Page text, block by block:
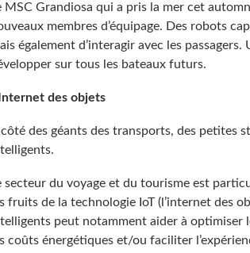
MSC Grandiosa qui a pris la mer cet
membres d’équipage. Des robots
également d’interagir avec les
sur tous les bateaux futurs.
des objets
des géants des transports, des petites
secteur du voyage et du tourisme est
fruits de la technologie IoT (l’internet des
peut notamment aider à optimiser
coûts énergétiques et/ou faciliter